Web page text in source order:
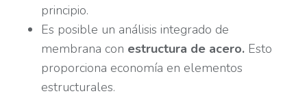
principio.
Es posible un análisis integrado de
membrana con estructura de acero. Esto
proporciona economía en elementos
estructurales.